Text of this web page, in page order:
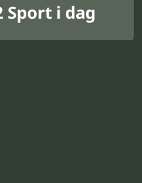
Sport i dag